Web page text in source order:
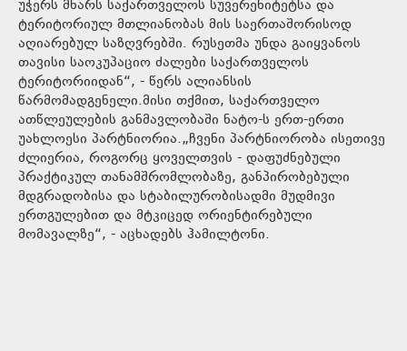
უჭერს მხარს საქართველოს სუვერენიტეტსა და
ტერიტორიულ მთლიანობას მის საერთაშორისოდ
აღიარებულ საზღვრებში. რუსეთმა უნდა გაიყვანოს
თავისი საოკუპაციო ძალები საქართველოს
ტერიტორიიდან“, - წერს ალიანსის
წარმომადგენელი.მისი თქმით, საქართველო
ათწლეულების განმავლობაში ნატო-ს ერთ-ერთი
უახლოესი პარტნიორია.„ჩვენი პარტნიორობა ისეთივე
ძლიერია, როგორც ყოველთვის - დაფუძნებული
პრაქტიკულ თანამშრომლობაზე, განპირობებული
მდგრადობისა და სტაბილურობისადმი მუდმივი
ერთგულებით და მტკიცედ ორიენტირებული
მომავალზე“, - აცხადებს ჰამილტონი.